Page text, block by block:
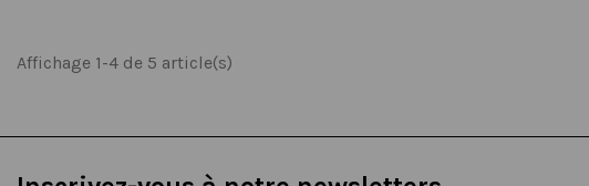
Affichage 1-4 de 5 article(s)